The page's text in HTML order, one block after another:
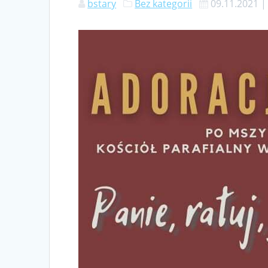
bstary Bez kategorii 09.11.2021